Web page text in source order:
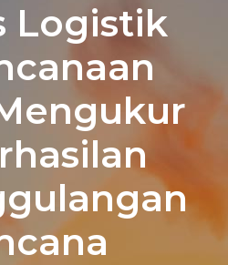
Logistik